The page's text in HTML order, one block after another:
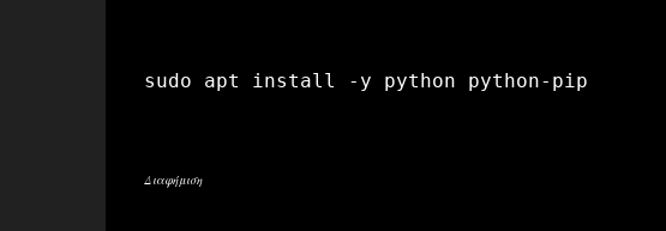
sudo apt install -y python python-pip
Διαφήμιση